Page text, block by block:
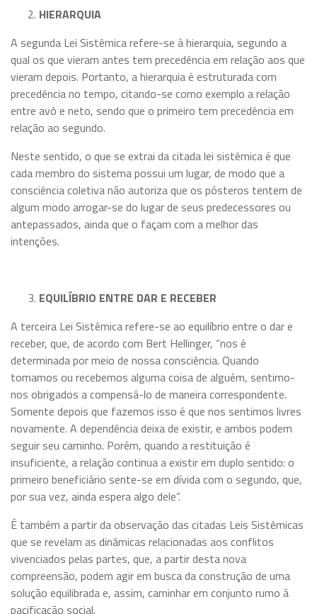
HIERARQUIA
A segunda Lei Sistêmica refere-se à hierarquia, segundo a
qual os que vieram antes tem precedência em relação aos que
vieram depois. Portanto, a hierarquia é estruturada com
precedência no tempo, citando-se como exemplo a relação
entre avô e neto, sendo que o primeiro tem precedência em
relação ao segundo.
Neste sentido, o que se extrai da citada lei sistêmica é que
cada membro do sistema possui um lugar, de modo que a
consciência coletiva não autoriza que os pósteros tentem de
algum modo arrogar-se do lugar de seus predecessores ou
antepassados, ainda que o façam com a melhor das
intenções.
EQUILÍBRIO ENTRE DAR E RECEBER
A terceira Lei Sistêmica refere-se ao equilíbrio entre o dar e
receber, que, de acordo com Bert Hellinger, “nos é
determinada por meio de nossa consciência. Quando
tomamos ou recebemos alguma coisa de alguém, sentimo-
nos obrigados a compensá-lo de maneira correspondente.
Somente depois que fazemos isso é que nos sentimos livres
novamente. A dependência deixa de existir, e ambos podem
seguir seu caminho. Porém, quando a restituição é
insuficiente, a relação continua a existir em duplo sentido: o
primeiro beneficiário sente-se em dívida com o segundo, que,
por sua vez, ainda espera algo dele”.
É também a partir da observação das citadas Leis Sistêmicas
que se revelam as dinâmicas relacionadas aos conflitos
vivenciados pelas partes, que, a partir desta nova
compreensão, podem agir em busca da construção de uma
solução equilibrada e, assim, caminhar em conjunto rumo à
pacificação social.